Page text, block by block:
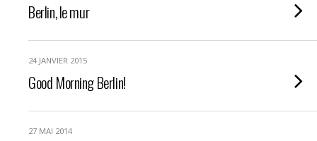
Berlin, le mur
24 JANVIER 2015
Good Morning Berlin!
27 MAI 2014